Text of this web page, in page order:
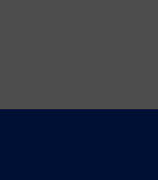
внедри,